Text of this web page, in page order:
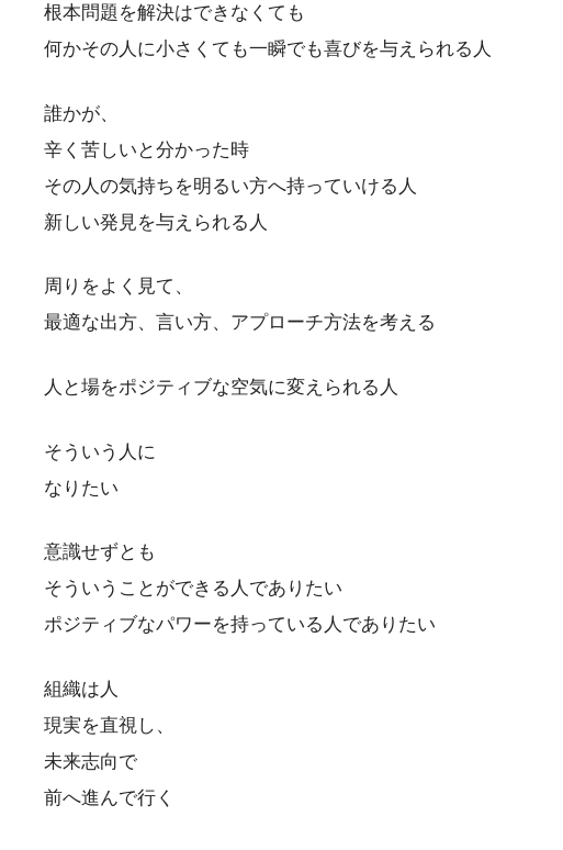
根本問題を解決はできなくても
何かその人に小さくても一瞬でも喜びを与えられる人
誰かが、
辛く苦しいと分かった時
その人の気持ちを明るい方へ持っていける人
新しい発見を与えられる人
周りをよく見て、
最適な出方、言い方、アプローチ方法を考える
人と場をポジティブな空気に変えられる人
そういう人に
なりたい
意識せずとも
そういうことができる人でありたい
ポジティブなパワーを持っている人でありたい
組織は人
現実を直視し、
未来志向で
前へ進んで行く